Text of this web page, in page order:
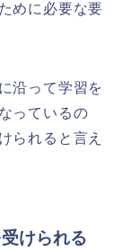
めに必要な要
沿って学習を
っているの
られると言え
けられる